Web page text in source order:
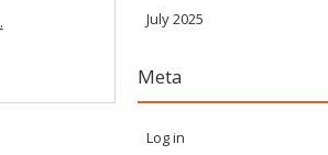
July 2025
Meta
Log in